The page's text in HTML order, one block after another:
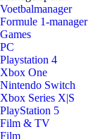
Voetbalmanager
Formule 1-manager
Games
PC
Playstation 4
Xbox One
Nintendo Switch
Xbox Series X|S
PlayStation 5
Film & TV
Film